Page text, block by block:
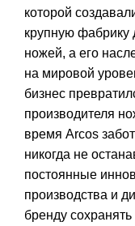
которой
крупную фабрику
ножей, а его
на мировой
бизнес
производителя
время Arcos
никогда не
постоянные
производства и
бренду